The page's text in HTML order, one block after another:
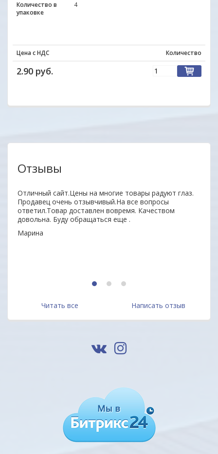
Количество в
упаковке
4
Цена с НДС Количество
2.90 руб.
Отзывы
Отличный сайт.Цены на многие товары радуют глаз.
Продавец очень отзывчивый.На все вопросы
ответил.Товар доставлен вовремя. Качеством
довольна. Буду обращаться еще .
Марина
1 2 3
Читать все Написать отзыв